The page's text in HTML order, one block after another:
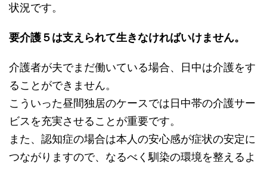
状況です。
要介護５は支えられて生きなければいけません。
介護者が夫でまだ働いている場合、日中は介護をす
ることができません。
こういった昼間独居のケースでは日中帯の介護サー
ビスを充実させることが重要です。
また、認知症の場合は本人の安心感が症状の安定に
つながりますので、なるべく馴染の環境を整えるよ